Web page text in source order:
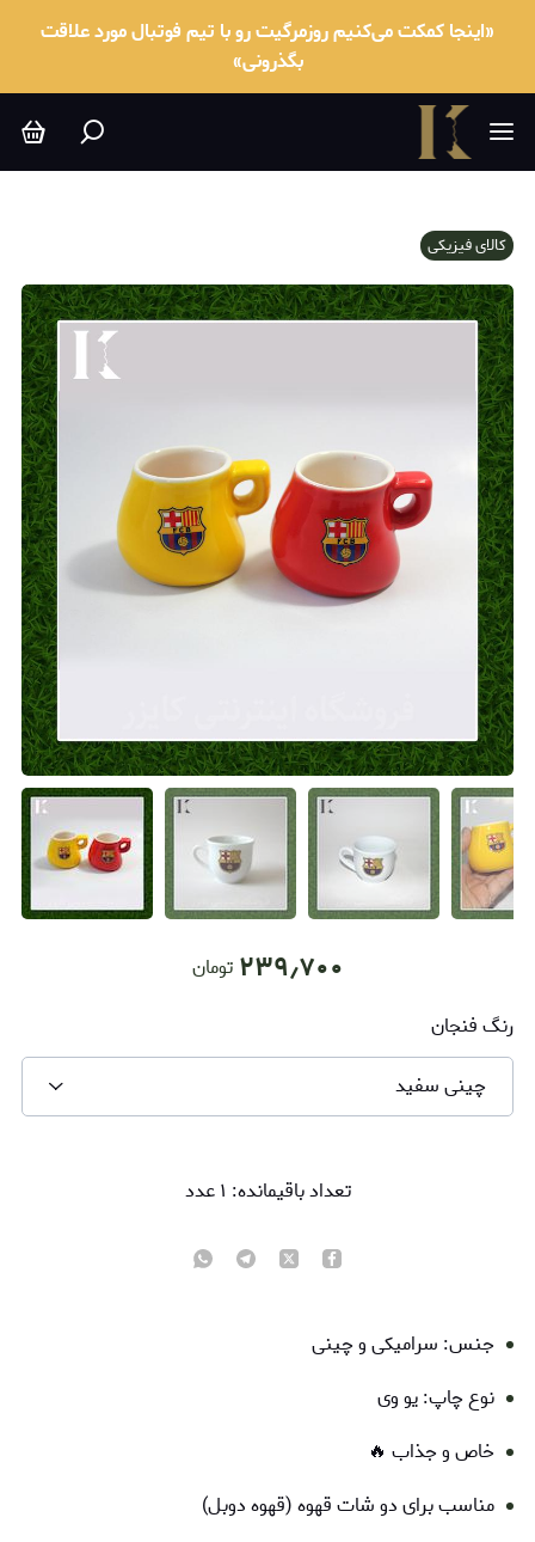
«اینجا کمکت می‌کنیم روزمرگیت رو با تیم فوتبال مورد علاقت
بگذرونی»
کالای فیزیکی
۲۳۹٫۷۰۰ تومان
رنگ فنجان
چینی سفید
تعداد باقیمانده: ۱عدد
جنس: سرامیکی و چینی
نوع چاپ: یو وی
خاص و جذاب 🔥
مناسب برای دو شات قهوه (قهوه دوبل)